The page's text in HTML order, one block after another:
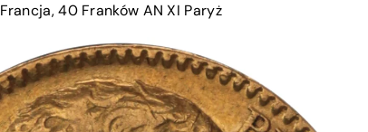
Francja, 40 Franków AN XI Paryż